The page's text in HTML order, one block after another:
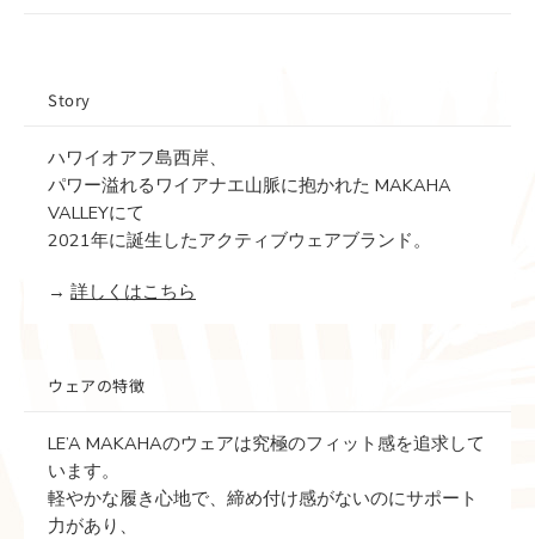
Story
ハワイオアフ島西岸、
パワー溢れるワイアナエ山脈に抱かれた MAKAHA
VALLEYにて
2021年に誕生したアクティブウェアブランド。
→ 詳しくはこちら
ウェアの特徴
LE’A MAKAHAのウェアは究極のフィット感を追求して
います。
軽やかな履き心地で、締め付け感がないのにサポート
力があり、